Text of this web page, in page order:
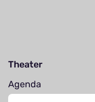
Theater
Agenda